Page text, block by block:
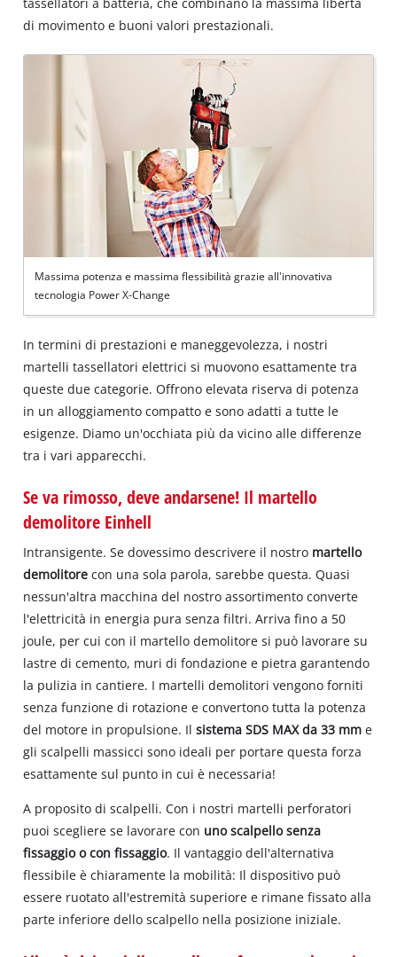
tassellatori a batteria, che combinano la massima libertà
di movimento e buoni valori prestazionali.
Massima potenza e massima flessibilità grazie all'innovativa
tecnologia Power X-Change
In termini di prestazioni e maneggevolezza, i nostri
martelli tassellatori elettrici si muovono esattamente tra
queste due categorie. Offrono elevata riserva di potenza
in un alloggiamento compatto e sono adatti a tutte le
esigenze. Diamo un'occhiata più da vicino alle differenze
tra i vari apparecchi.
Se va rimosso, deve andarsene! Il martello
demolitore Einhell
Intransigente. Se dovessimo descrivere il nostro martello
demolitore con una sola parola, sarebbe questa. Quasi
nessun'altra macchina del nostro assortimento converte
l'elettricità in energia pura senza filtri. Arriva fino a 50
joule, per cui con il martello demolitore si può lavorare su
lastre di cemento, muri di fondazione e pietra garantendo
la pulizia in cantiere. I martelli demolitori vengono forniti
senza funzione di rotazione e convertono tutta la potenza
del motore in propulsione. Ilsistema SDS MAX da 33 mm e
gli scalpelli massicci sono ideali per portare questa forza
esattamente sul punto in cui è necessaria!
A proposito di scalpelli. Con i nostri martelli perforatori
puoi scegliere se lavorare con uno scalpello senza
fissaggio o con fissaggio. Il vantaggio dell'alternativa
flessibile è chiaramente la mobilità: Il dispositivo può
essere ruotato all'estremità superiore e rimane fissato alla
parte inferiore dello scalpello nella posizione iniziale.